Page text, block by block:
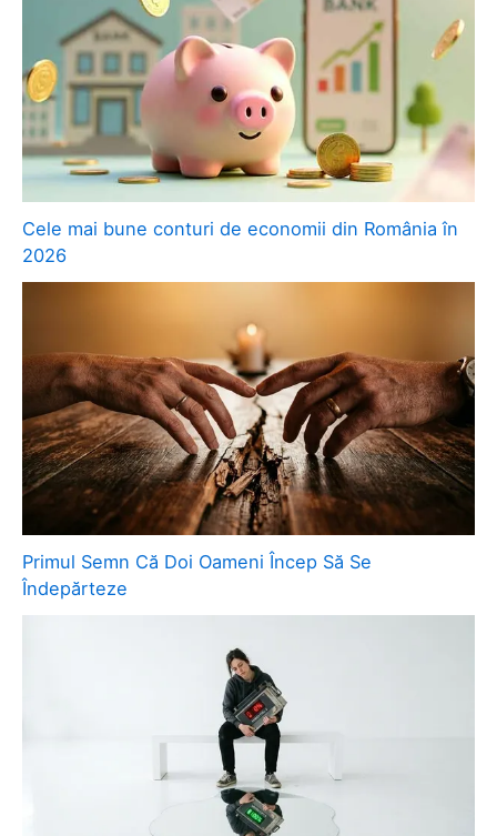
Cele mai bune conturi de economii din România în
2026
Primul Semn Că Doi Oameni Încep Să Se
Îndepărteze